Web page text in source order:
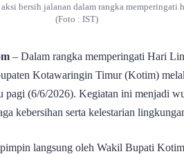
bersih jalanan dalam rangka memperingati
(Foto : IST)
– Dalam rangka memperingati Hari
Kotawaringin Timur (Kotim)
pagi (6/6/2026). Kegiatan ini menjadi
kebersihan serta kelestarian
langsung oleh Wakil Bupati